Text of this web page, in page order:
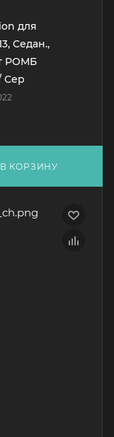
для
Седан.,
РОМБ
Сер
В КОРЗИНУ